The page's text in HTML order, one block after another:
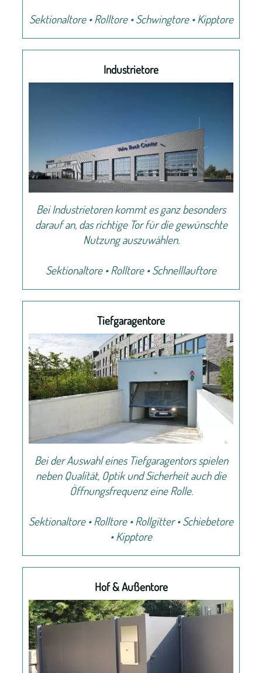
Kundenstimmen
Kontakt
Sektionaltore • Rolltore • Schwingtore • Kipptore
Industrietore
Bei Industrietoren kommt es ganz besonders
darauf an, das richtige Tor für die gewünschte
Nutzung auszuwählen.
Sektionaltore • Rolltore • Schnelllauftore
Tiefgaragentore
Bei der Auswahl eines Tiefgaragentors spielen
neben Qualität, Optik und Sicherheit auch die
Öffnungsfrequenz eine Rolle.
Sektionaltore • Rolltore • Rollgitter • Schiebetore
• Kipptore
Hof & Außentore